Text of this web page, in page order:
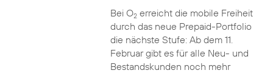
Bei O2erreicht die mobile Freiheit
durch das neue Prepaid-Portfolio
die nächste Stufe: Ab dem 11.
Februar gibt es für alle Neu- und
Bestandskunden noch mehr